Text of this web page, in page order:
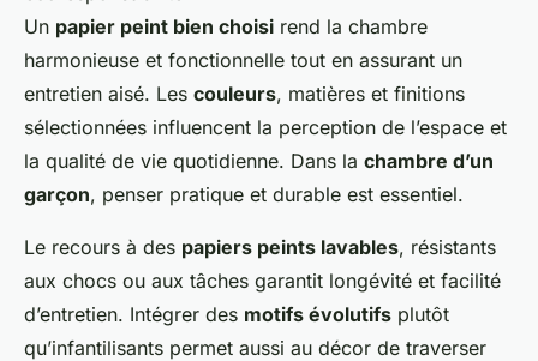
Un papier peint bien choisi rend la chambre
harmonieuse et fonctionnelle tout en assurant un
entretien aisé. Les couleurs, matières et finitions
sélectionnées influencent la perception de l’espace et
la qualité de vie quotidienne. Dans la chambre d’un
garçon, penser pratique et durable est essentiel.
Le recours à des papiers peints lavables, résistants
aux chocs ou aux tâches garantit longévité et facilité
d’entretien. Intégrer des motifs évolutifs plutôt
qu’infantilisants permet aussi au décor de traverser